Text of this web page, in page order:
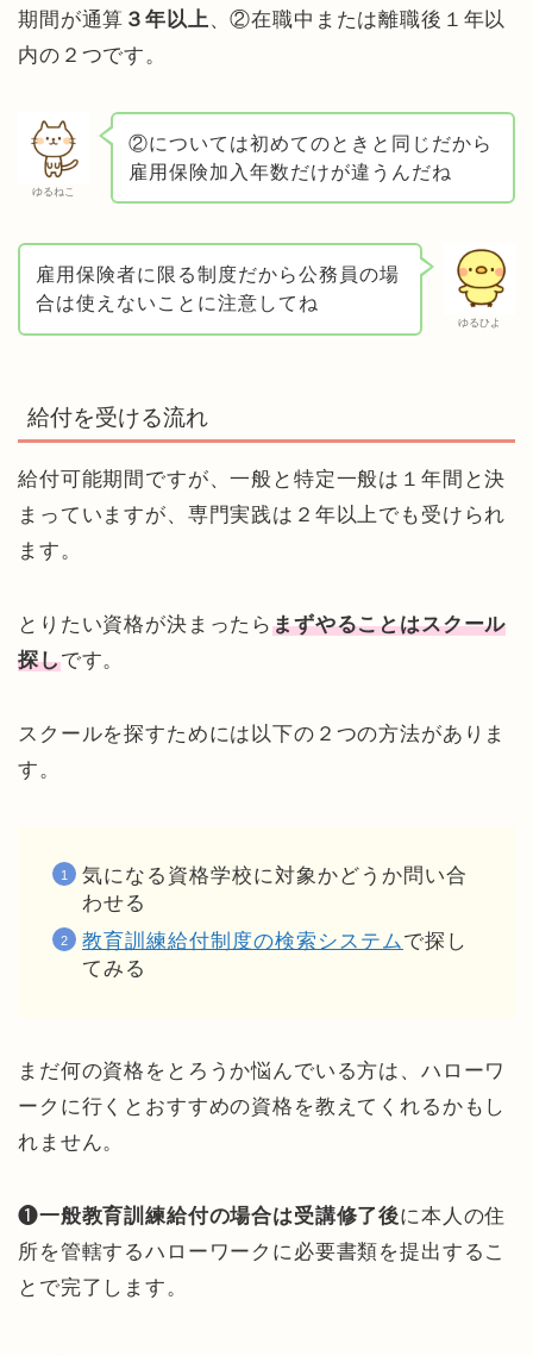
期間が通算 ３年以上、②在職中または離職後１年以
内の２つです。
ゆるねこ
②については初めてのときと同じだから
雇用保険加入年数だけが違うんだね
ゆるひよ
雇用保険者に限る制度だから公務員の場
合は使えないことに注意してね
給付を受ける流れ
給付可能期間ですが、一般と特定一般は１年間と決
まっていますが、専門実践は２年以上でも受けられ
ます。
とりたい資格が決まったらまずやることはスクール
探しです。
スクールを探すためには以下の２つの方法がありま
す。
気になる資格学校に対象かどうか問い合
わせる
教育訓練給付制度の検索システムで探し
てみる
まだ何の資格をとろうか悩んでいる方は、ハローワ
ークに行くとおすすめの資格を教えてくれるかもし
れません。
❶一般教育訓練給付の場合は受講修了後に本人の住
所を管轄するハローワークに必要書類を提出するこ
とで完了します。